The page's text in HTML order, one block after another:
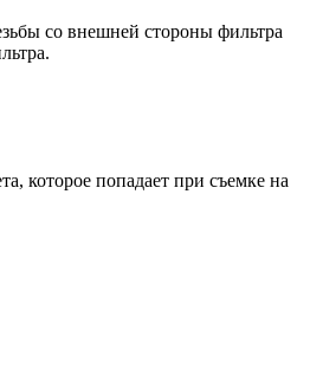
со внешней стороны фильтра
которое попадает при съемке на